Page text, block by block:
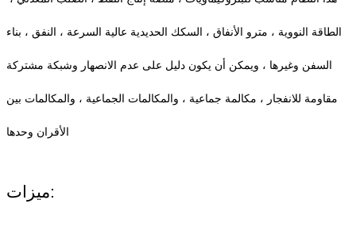
الطاقة النووية ، مترو الأنفاق ، السكك الحديدية عالية السرعة ، النفق ، بناء
السفن وغيرها ، ويمكن أن يكون دليل على عدم الانصهار وشبكة مشتركة
مقاومة للانفجار ، مكالمة جماعية ، والمكالمات الجماعية ، والمكالمات بين
الأقران وحدها
ميزات: